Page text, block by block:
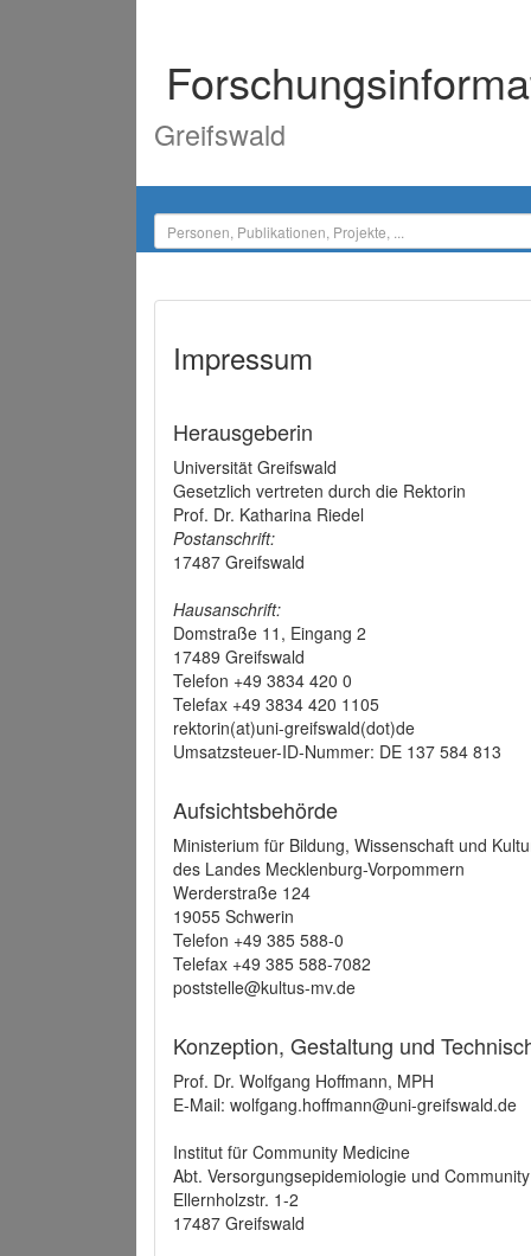
Greifswald
Impressum
Herausgeberin
Universität Greifswald
Gesetzlich vertreten durch die Rektorin
Prof. Dr. Katharina Riedel
Postanschrift:
17487 Greifswald
Hausanschrift:
Domstraße 11, Eingang 2
17489 Greifswald
Telefon +49 3834 420 0
Telefax +49 3834 420 1105
rektorin(at)uni-greifswald(dot)de
Umsatzsteuer-ID-Nummer: DE 137 584 813
Aufsichtsbehörde
Ministerium für Bildung, Wissenschaft und
des Landes Mecklenburg-Vorpommern
Werderstraße 124
19055 Schwerin
Telefon +49 385 588-0
Telefax +49 385 588-7082
poststelle@kultus-mv.de
Konzeption, Gestaltung und
Prof. Dr. Wolfgang Hoffmann, MPH
E-Mail: wolfgang.hoffmann@uni-greifswald.de
Institut für Community Medicine
Abt. Versorgungsepidemiologie und
Ellernholzstr. 1-2
17487 Greifswald